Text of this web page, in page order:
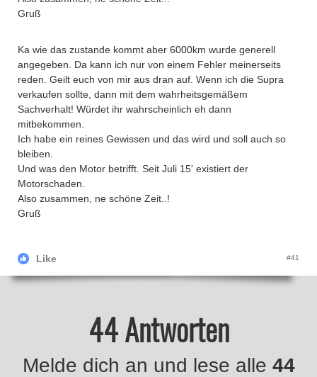
Gruß
Ka wie das zustande kommt aber 6000km wurde generell
angegeben. Da kann ich nur von einem Fehler meinerseits
reden. Geilt euch von mir aus dran auf. Wenn ich die Supra
verkaufen sollte, dann mit dem wahrheitsgemäßem
Sachverhalt! Würdet ihr wahrscheinlich eh dann
mitbekommen.
Ich habe ein reines Gewissen und das wird und soll auch so
bleiben.
Und was den Motor betrifft. Seit Juli 15' existiert der
Motorschaden.
Also zusammen, ne schöne Zeit..!
Gruß
Like #41
44 Antworten
Melde dich an und lese alle 44